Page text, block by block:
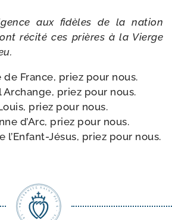
aux fidèles de la nation
réci­té ces prières à la Vierge
France, priez pour nous.
Archange, priez pour nous.
priez pour nous.
d’Arc, priez pour nous.
l’Enfant-Jésus, priez pour nous.